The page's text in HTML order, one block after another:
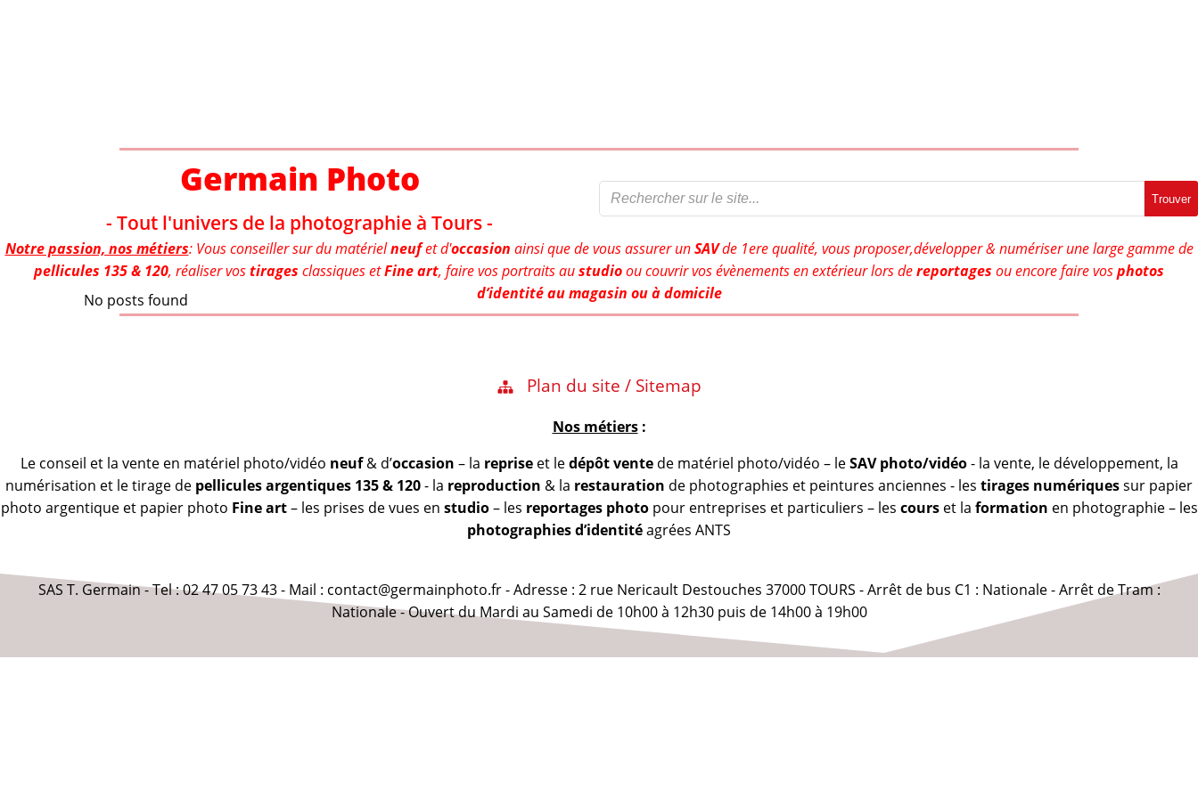
Germain Photo
- Tout l'univers de la photographie à Tours -
Trouver
Notre passion, nos métiers: Vous conseiller sur du matérielneuf et d'occasion ainsi que de vous assurer unSAVde 1ere qualité, vous proposer,développer & numériser une large gamme de
pellicules 135 & 120, réaliser vostirages classiques etFine art, faire vos portraits austudioou couvrir vos évènements en extérieur lors dereportages ou encore faire vosphotos
d’identité au magasin ou à domicile
No posts found
Plan du site / Sitemap
Nos métiers:
Le conseil et la vente en matériel photo/vidéo neuf& d’occasion – la repriseet ledépôt ventede matériel photo/vidéo – leSAV photo/vidéo- la vente, le développement, la
numérisation et le tirage de pellicules argentiques 135 & 120- la reproduction & la restauration de photographies et peintures anciennes - les tirages numériquessur papier
photo argentique et papier photo Fine art– les prises de vues en studio– les reportages photopour entreprises et particuliers – les courset la formation en photographie – les
photographies d’identitéagrées ANTS
SAS T. Germain - Tel : 02 47 05 73 43 - Mail : contact@germainphoto.fr - Adresse : 2 rue Nericault Destouches 37000 TOURS - Arrêt de bus C1 : Nationale - Arrêt de Tram :
Nationale - Ouvert du Mardi au Samedi de 10h00 à 12h30 puis de 14h00 à 19h00